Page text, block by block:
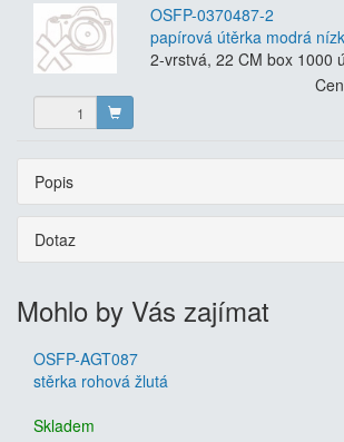
OSFP-0370487-2
papírová útěrka modrá
2-vrstvá, 22 CM box 1000
Popis
Dotaz
Mohlo by Vás zajímat
OSFP-AGT087
stěrka rohová žlutá
Skladem